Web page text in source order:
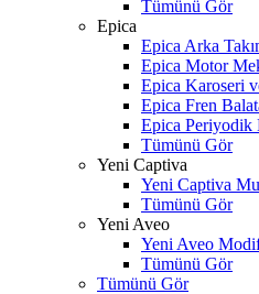
Tümünü Gör
Epica
Epica Arka
Epica Motor
Epica Karoseri
Epica Fren
Epica Periyodik
Tümünü Gör
Yeni Captiva
Yeni Captiva
Tümünü Gör
Yeni Aveo
Yeni Aveo
Tümünü Gör
Tümünü Gör